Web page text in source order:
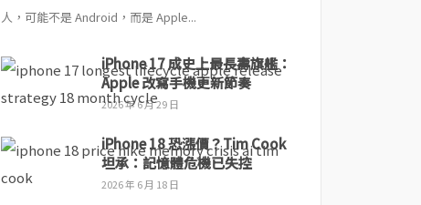
人，可能不是 Android，而是 Apple...
iPhone 17 成史上最長壽旗艦：
Apple 改寫手機更新節奏
2026 年 6 月 29 日
iPhone 18 恐漲價？Tim Cook
坦承：記憶體危機已失控
2026 年 6 月 18 日